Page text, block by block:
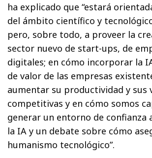
ha explicado que “estará
del ámbito científico y
pero, sobre todo, a proveer la
sector nuevo de start-ups, de
digitales; en cómo incorporar la
de valor de las empresas
aumentar su productividad y sus
competitivas y en cómo somos
generar un entorno de confianza
la IA y un debate sobre cómo
humanismo tecnológico”.